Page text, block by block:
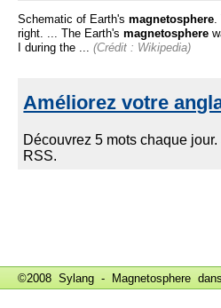
Schematic of Earth's magnetosphere
right. ... The Earth's magnetosphere
I during the ...
(Crédit : Wikipedia)
©2008 Sylang - Magnetosphere